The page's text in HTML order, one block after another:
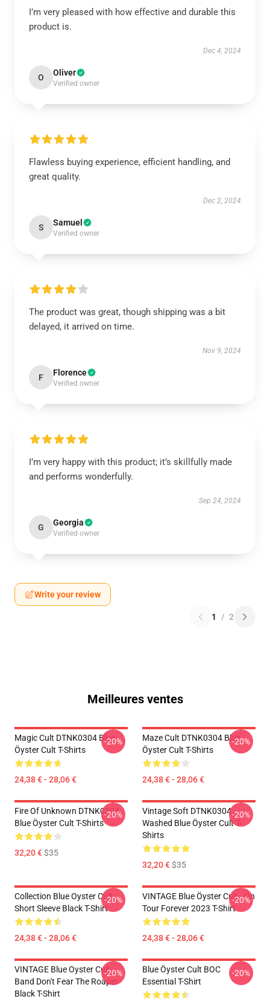
I’m very pleased with how effective and durable this
product is.
Dec 4, 2024
O Oliver
Verified owner
Flawless buying experience, efficient handling, and
great quality.
Dec 2, 2024
S Samuel
Verified owner
The product was great, though shipping was a bit
delayed, it arrived on time.
Nov 9, 2024
F Florence
Verified owner
I’m very happy with this product; it’s skillfully made
and performs wonderfully.
Sep 24, 2024
G Georgia
Verified owner
Write your review
1 / 2
Meilleures ventes
Magic Cult DTNK0304 Blue
Öyster Cult T-Shirts
24,38 € - 28,06 €
-20%
Maze Cult DTNK0304 Blue
Öyster Cult T-Shirts
24,38 € - 28,06 €
-20%
Fire Of Unknown DTNK0304
Blue Öyster Cult T-Shirts
32,20 €$35
-20%
Vintage Soft DTNK0304
Washed Blue Öyster Cult T-
Shirts
32,20 €$35
-20%
Collection Blue Oyster Cult
Short Sleeve Black T-Shirt
24,38 € - 28,06 €
-20%
VINTAGE Blue Öyster Cult - On
Tour Forever 2023 T-Shirt
24,38 € - 28,06 €
-20%
VINTAGE Blue Oyster Cult
Band Don't Fear The Roaper
Black T-Shirt
-20%
Blue Öyster Cult BOC
Essential T-Shirt
-20%